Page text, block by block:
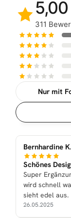
5,00
311
Nur mit
Sortierung
Bernhardine K.
Schönes
Super
wird schnell
sieht edel aus.
26.05.2025